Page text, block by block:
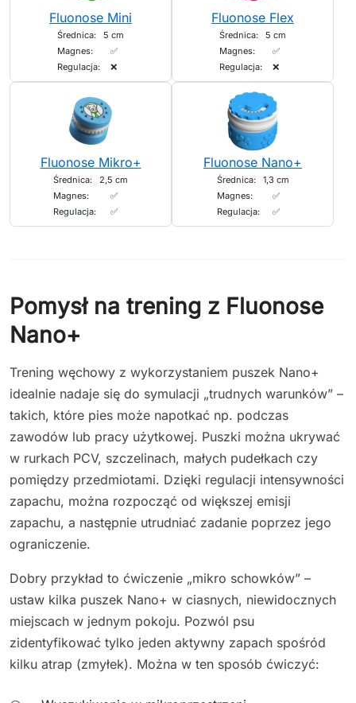
Fluonose Mini
Średnica:
5 cm
Magnes:
✅
Regulacja:
❌
Fluonose Flex
Średnica:
5 cm
Magnes:
✅
Regulacja:
❌
Fluonose Mikro+
Średnica:
2,5 cm
Magnes:
✅
Regulacja:
✅
Fluonose Nano+
Średnica:
1,3 cm
Magnes:
✅
Regulacja:
✅
Pomysł na trening z Fluonose
Nano+
Trening węchowy z wykorzystaniem puszek Nano+
idealnie nadaje się do symulacji „trudnych warunków” –
takich, które pies może napotkać np. podczas
zawodów lub pracy użytkowej. Puszki można ukrywać
w rurkach PCV, szczelinach, małych pudełkach czy
pomiędzy przedmiotami. Dzięki regulacji intensywności
zapachu, można rozpocząć od większej emisji
zapachu, a następnie utrudniać zadanie poprzez jego
ograniczenie.
Dobry przykład to ćwiczenie „mikro schowków” –
ustaw kilka puszek Nano+ w ciasnych, niewidocznych
miejscach w jednym pokoju. Pozwól psu
zidentyfikować tylko jeden aktywny zapach spośród
kilku atrap (zmyłek). Można w ten sposób ćwiczyć: